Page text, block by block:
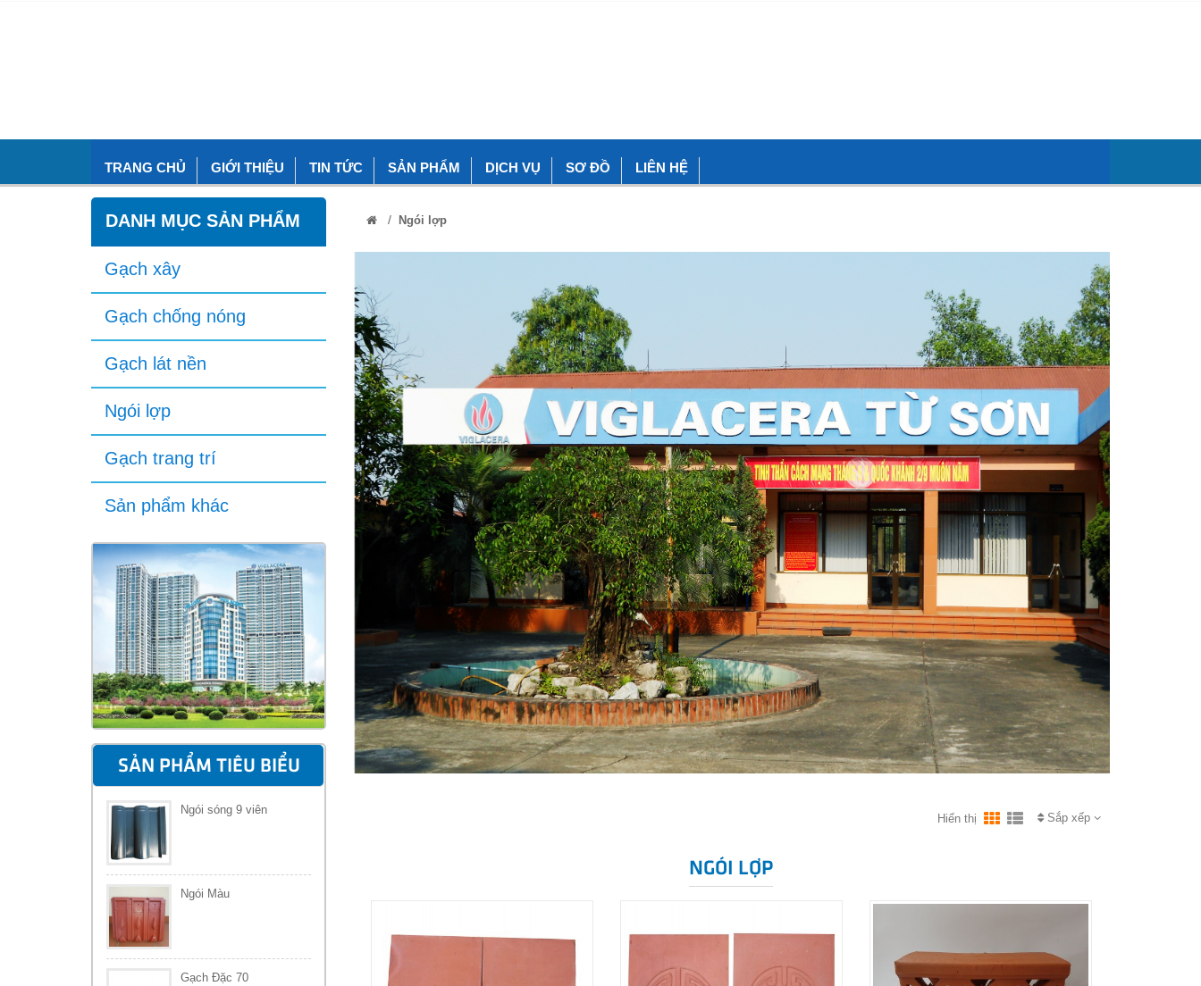
TRANG CHỦ GIỚI THIỆU TIN TỨC SẢN PHẨM DỊCH VỤ SƠ ĐỒ LIÊN HỆ
DANH MỤC SẢN PHẨM
Gạch xây
Gạch chống nóng
Gạch lát nền
Ngói lợp
Gạch trang trí
Sản phẩm khác
SẢN PHẨM TIÊU BIỂU
Ngói sóng 9 viên
Ngói Màu
Gạch Đặc 70
/ Ngói lợp
Sắp xếp
Hiển thị
NGÓI LỢP